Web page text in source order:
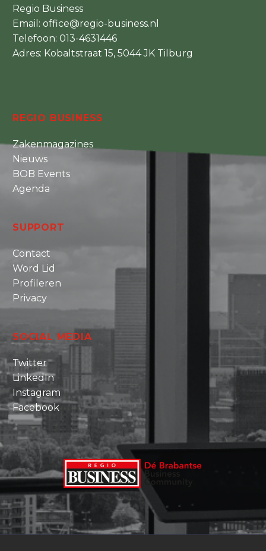
Regio Business
Email: office@regio-business.nl
Telefoon: 013-4631446
Adres: Kobaltstraat 15, 5044 JK Tilburg
REGIO BUSINESS
Zakenmagazines
Nieuws
BOB Events
Agenda
SUPPORT
Contact
Word Lid
Profileren
Privacy
SOCIAL MEDIA
Twitter
LinkedIn
Instagram
Facebook